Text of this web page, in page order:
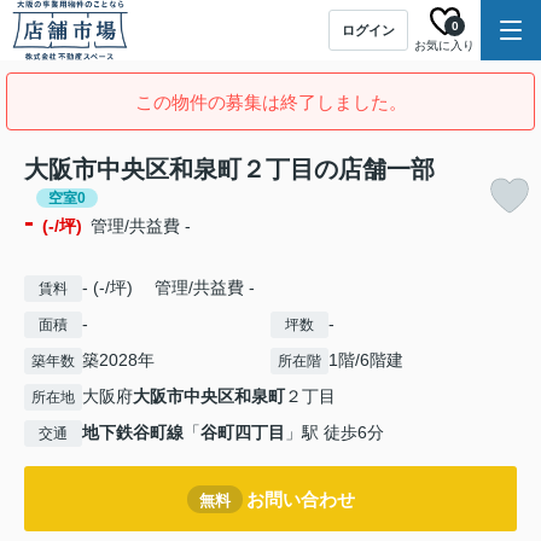
ログイン
お気に入り
0
この物件の募集は終了しました。
大阪市中央区和泉町２丁目の店舗一部
空室0
- (-/坪) 管理/共益費 -
賃料 - (-/坪) 管理/共益費 -
面積 - 坪数 -
築年数 築2028年 所在階 1階/6階建
所在地 大阪府大阪市中央区和泉町２丁目
交通 地下鉄谷町線 「谷町四丁目 」駅 徒歩6分
無料 お問い合わせ